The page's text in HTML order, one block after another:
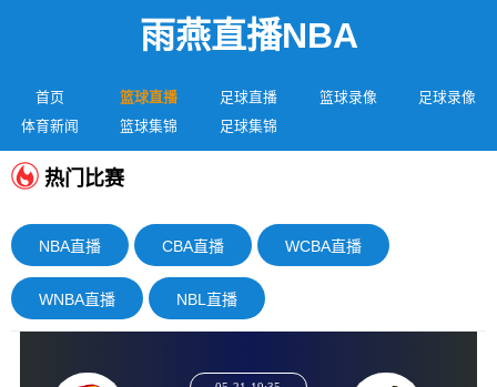
雨燕直播NBA
首页 篮球直播 足球直播 篮球录像
足球录像
体育新闻
篮球集锦 足球集锦
热门比赛
NBA直播 CBA直播 WCBA直播
WNBA直播 NBL直播